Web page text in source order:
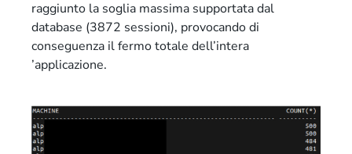
raggiunto la soglia massima supportata dal
database (3872 sessioni), provocando di
conseguenza il fermo totale dell’intera
’applicazione.